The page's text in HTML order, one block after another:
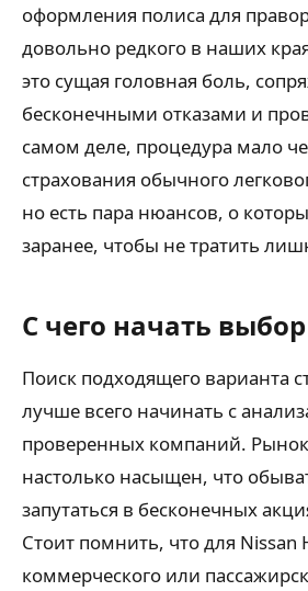
оформления полиса для
довольно редкого в наших
это сущая головная боль,
бесконечными отказами и
самом деле, процедура мало
страхования обычного
но есть пара нюансов, о
заранее, чтобы не тратить
С чего начать выбор
Поиск подходящего варианта
лучше всего начинать с
проверенных компаний. Рынок
настолько насыщен, что
запутаться в бесконечных
Стоит помнить, что для Nissan
коммерческого или